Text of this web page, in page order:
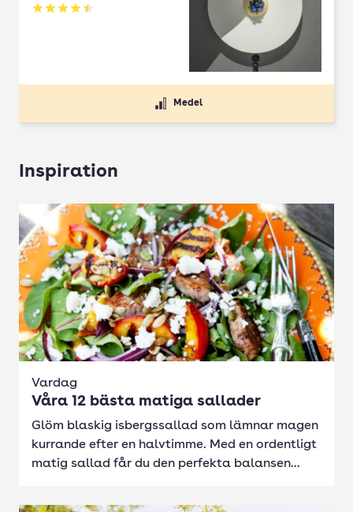
Betyg: 4.5 av 5
Medel
Inspiration
Vardag
Våra 12 bästa matiga sallader
Glöm blaskig isbergssallad som lämnar magen
kurrande efter en halvtimme. Med en ordentligt
matig sallad får du den perfekta balansen...